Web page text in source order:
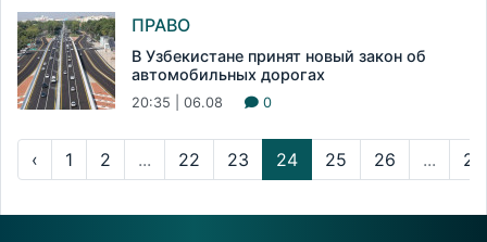
ПРАВО
В Узбекистане принят новый закон об
автомобильных дорогах
20:35 | 06.08 0
‹ 1 2 ... 22 23 24 25 26 ...